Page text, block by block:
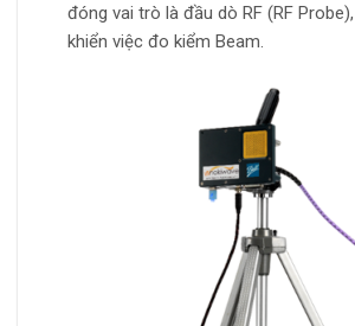
đóng vai trò là đầu dò RF (RF
khiển việc đo kiểm Beam.